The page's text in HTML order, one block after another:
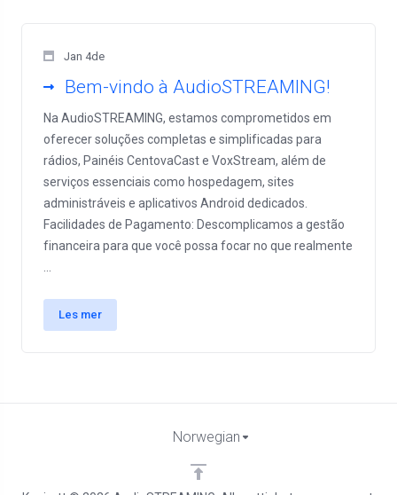
Jan 4de
Bem-vindo à AudioSTREAMING!
Na AudioSTREAMING, estamos comprometidos em
oferecer soluções completas e simplificadas para
rádios, Painéis CentovaCast e VoxStream, além de
serviços essenciais como hospedagem, sites
administráveis e aplicativos Android dedicados.
Facilidades de Pagamento: Descomplicamos a gestão
financeira para que você possa focar no que realmente
Les mer
Norwegian